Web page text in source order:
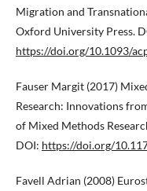
Migration and
Oxford University Press.
https://doi.org/10.1093/
Fauser Margit (2017)
Research: Innovations
of Mixed Methods
DOI: https://doi.org/
Favell Adrian (2008)